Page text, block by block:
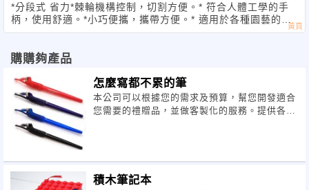
*分段式 省力 *棘輪機構控制，切割方便。 * 符合人體工學的手
柄，使用舒適。 *小巧便攜，攜帶方便。 * 適用於各種園藝的多
功能
購購夠產品
怎麼寫都不累的筆
本公司可以根據您的需求及預算，幫您開發適合
您需要的禮贈品，並做客製化的服務。提供各企
積木筆記本